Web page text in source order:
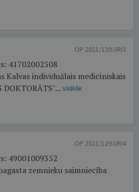
OP 2021/129.URI3
41702002508
Kalvas individuālais medicīniskais
DOKTORĀTS"... VAIRĀK
OP 2021/129.URI4
49001009352
zemnieku saimniecība